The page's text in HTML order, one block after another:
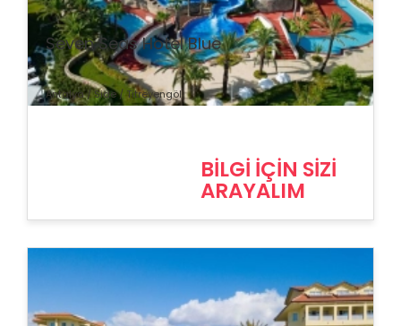
Seven Seas Hotel Blue
Antalya / Side / Titreyengöl
BİLGİ İÇİN SİZİ
ARAYALIM